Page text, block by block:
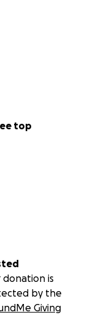
top
donation is
by the
Giving